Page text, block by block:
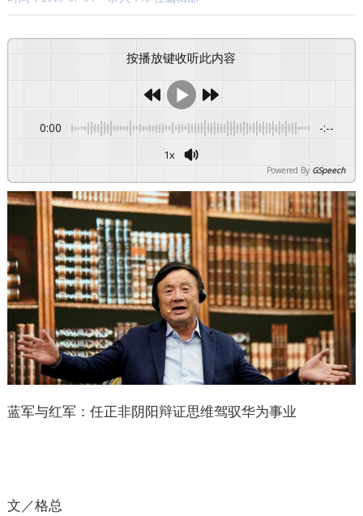
按播放键收听此内容
0:00 -:--
1x
Powered By GSpeech
蓝军与红军：任正非阴阳辩证思维驾驭华为事业
文／格总